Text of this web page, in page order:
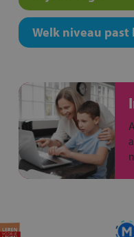
Welk niveau past